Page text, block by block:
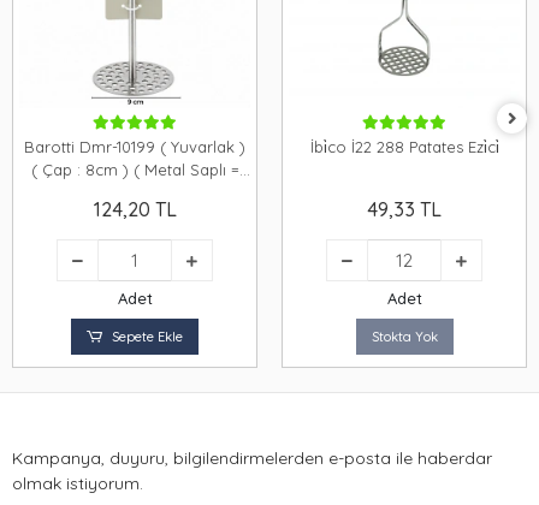
Barotti Dmr-10199 ( Yuvarlak )
( Çap : 8cm ) ( Metal Saplı =
Toplam Uzunluk : 26.5cm )*144
124,20 TL
Adet
Sepete Ekle
İbi̇co İ22 288 Patates Ezi̇ci̇
49,33 TL
Adet
Stokta Yok
Kampanya, duyuru, bilgilendirmelerden e-posta ile haberdar
olmak istiyorum.